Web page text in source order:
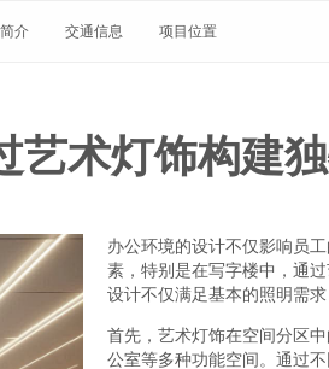
介 交通信息 项目位置
艺术灯饰构建
办公环境的设计不仅影响员
素，特别是在写字楼中，通
设计不仅满足基本的照明需
首先，艺术灯饰在空间分区
公室等多种功能空间。通过